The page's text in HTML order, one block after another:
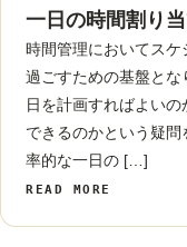
一日の時間割り
時間管理においてス
過ごすための基盤と
日を計画すればよい
できるのかという疑
率的な一日の […]
READ MORE